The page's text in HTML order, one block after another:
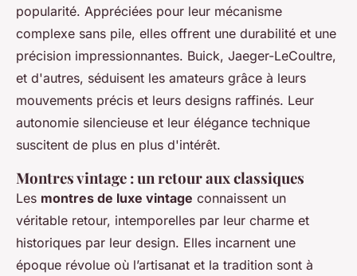
popularité. Appréciées pour leur mécanisme
complexe sans pile, elles offrent une durabilité et une
précision impressionnantes. Buick, Jaeger-LeCoultre,
et d'autres, séduisent les amateurs grâce à leurs
mouvements précis et leurs designs raffinés. Leur
autonomie silencieuse et leur élégance technique
suscitent de plus en plus d'intérêt.
Montres vintage : un retour aux classiques
Les montres de luxe vintage connaissent un
véritable retour, intemporelles par leur charme et
historiques par leur design. Elles incarnent une
époque révolue où l’artisanat et la tradition sont à